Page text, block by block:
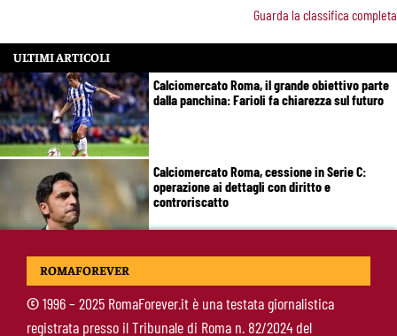
Guarda la classifica completa
ULTIMI ARTICOLI
Calciomercato Roma, il grande obiettivo parte
dalla panchina: Farioli fa chiarezza sul futuro
Calciomercato Roma, cessione in Serie C:
operazione ai dettagli con diritto e
controriscatto
Calciomercato Roma, tutto fatto per Molina:
ROMAFOREVER
©1996 – 2025 RomaForever.it è una testata giornalistica
registrata presso il Tribunale di Roma n. 82/2024 del